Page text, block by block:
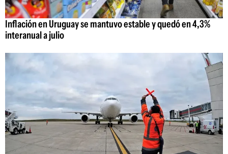
Inflación en Uruguay se mantuvo estable y quedó en 4,3%
interanual a julio